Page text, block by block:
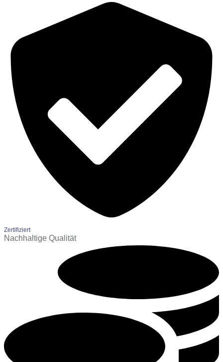
Zertifiziert
Nachhaltige Qualität